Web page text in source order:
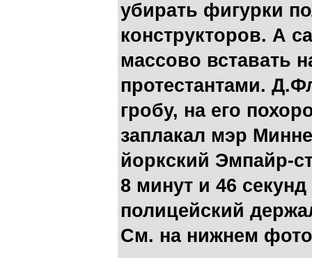
убирать фигурки
конструкторов. А
массово вставать
протестантами.
гробу, на его
заплакал мэр
йоркский Эмпайр-
8 минут и 46
полицейский
См. на нижнем